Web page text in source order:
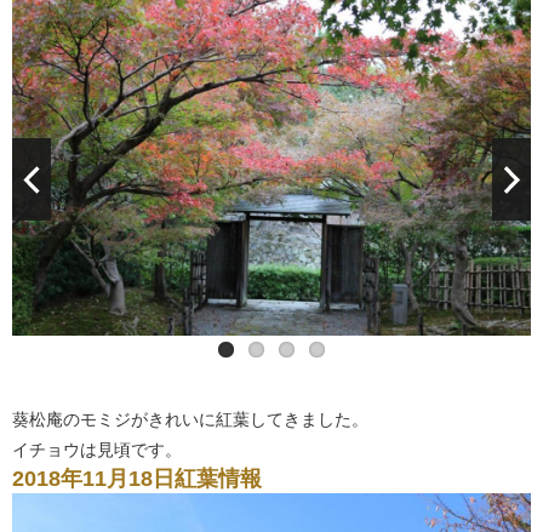
葵松庵のモミジがきれいに紅葉してきました。
イチョウは見頃です。
2018年11月18日紅葉情報